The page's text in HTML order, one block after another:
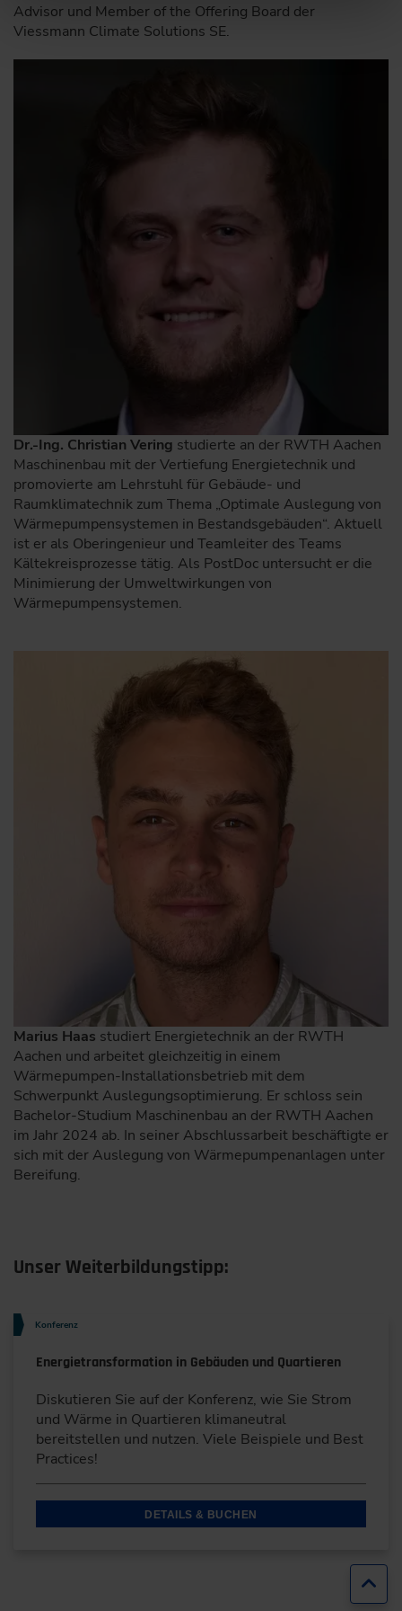
Advisor und Member of the Offering Board der
Viessmann Climate Solutions SE.
Dr.-Ing. Christian Vering studierte an der RWTH Aachen
Maschinenbau mit der Vertiefung Energietechnik und
promovierte am Lehrstuhl für Gebäude- und
Raumklimatechnik zum Thema „Optimale Auslegung von
Wärmepumpensystemen in Bestandsgebäuden“. Aktuell
ist er als Oberingenieur und Teamleiter des Teams
Kältekreisprozesse tätig. Als PostDoc untersucht er die
Minimierung der Umweltwirkungen von
Wärmepumpensystemen.
Marius Haas studiert Energietechnik an der RWTH
Aachen und arbeitet gleichzeitig in einem
Wärmepumpen-Installationsbetrieb mit dem
Schwerpunkt Auslegungsoptimierung. Er schloss sein
Bachelor-Studium Maschinenbau an der RWTH Aachen
im Jahr 2024 ab. In seiner Abschlussarbeit beschäftigte er
sich mit der Auslegung von Wärmepumpenanlagen unter
Bereifung.
Unser Weiterbildungstipp:
Konferenz
Energietransformation in Gebäuden und Quartieren
Diskutieren Sie auf der Konferenz, wie Sie Strom
und Wärme in Quartieren klimaneutral
bereitstellen und nutzen. Viele Beispiele und Best
Practices!
DETAILS & BUCHEN